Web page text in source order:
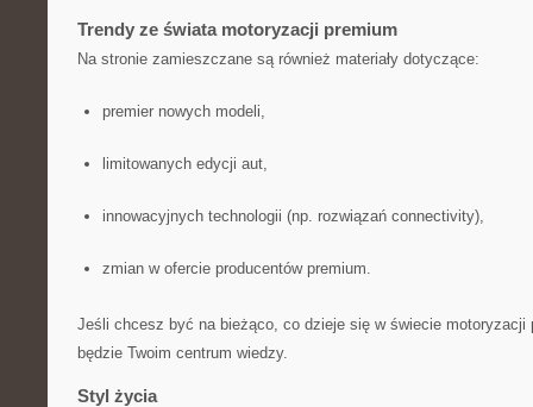
Trendy ze świata motoryzacji premium
Na stronie zamieszczane są również materiały dotyczące:
premier nowych modeli,
limitowanych edycji aut,
innowacyjnych technologii (np. rozwiązań connectivity),
zmian w ofercie producentów premium.
Jeśli chcesz być na bieżąco, co dzieje się w świecie motoryzacji
będzie Twoim centrum wiedzy.
Styl życia